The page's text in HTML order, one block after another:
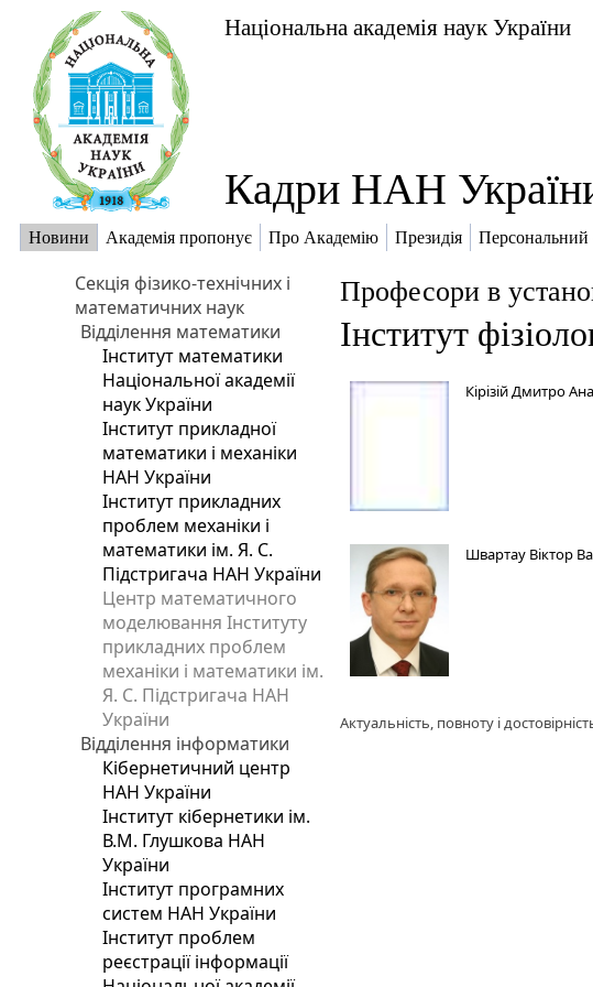
Національна академія наук України
Кадри НАН
Новини Академія пропонує Про Академію Президія Персональний
Секція фізико-технічних і
математичних наук
Відділення математики
Інститут математики
Національної академії
наук України
Інститут прикладної
математики і механіки
НАН України
Інститут прикладних
проблем механіки і
математики ім. Я. С.
Підстригача НАН України
Центр математичного
моделювання Інституту
прикладних проблем
механіки і математики ім.
Я. С. Підстригача НАН
України
Відділення інформатики
Кібернетичний центр
НАН України
Інститут кібернетики ім.
В.М. Глушкова НАН
України
Інститут програмних
систем НАН України
Інститут проблем
реєстрації інформації
Професори в
Інститут
Кірізій Дмитро
Швартау Віктор
Актуальність, повноту і